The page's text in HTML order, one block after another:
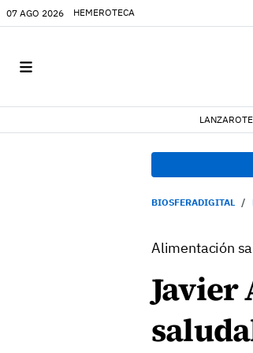
07 AGO 2026 HEMEROTECA
LANZAROTE
BIOSFERADIGITAL
Alimentación
Javier